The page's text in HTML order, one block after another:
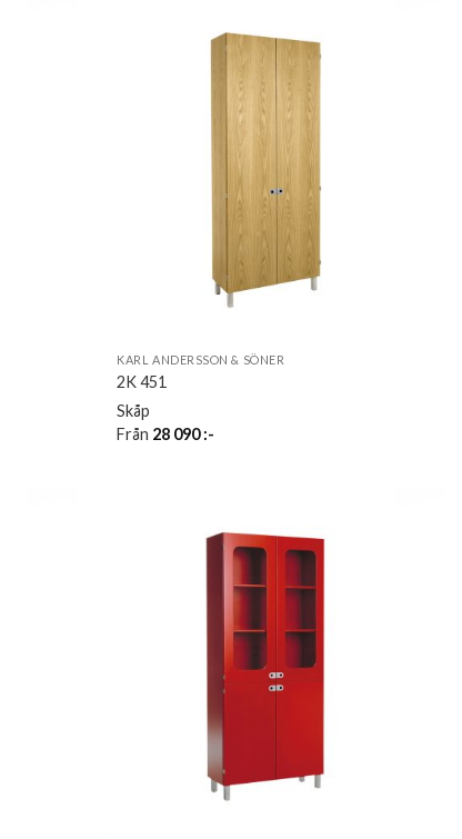
KARL ANDERSSON & SÖNER
2K 451
Skåp
Från 28 090:-